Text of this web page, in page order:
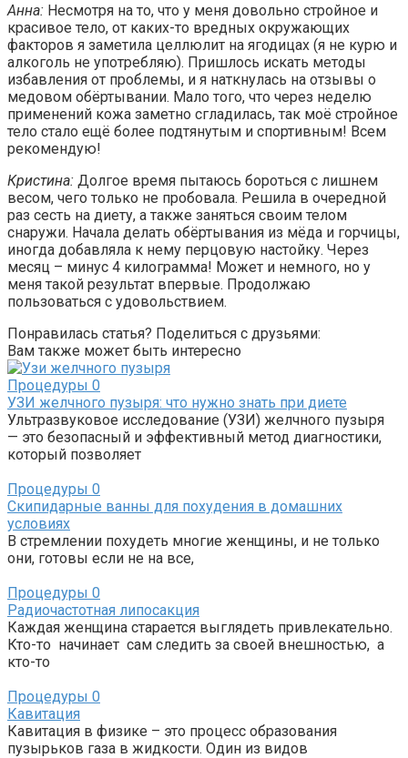
Анна: Несмотря на то, что у меня довольно стройное и
красивое тело, от каких-то вредных окружающих
факторов я заметила целлюлит на ягодицах (я не курю и
алкоголь не употребляю). Пришлось искать методы
избавления от проблемы, и я наткнулась на отзывы о
медовом обёртывании. Мало того, что через неделю
применений кожа заметно сгладилась, так моё стройное
тело стало ещё более подтянутым и спортивным! Всем
рекомендую!
Кристина: Долгое время пытаюсь бороться с лишнем
весом, чего только не пробовала. Решила в очередной
раз сесть на диету, а также заняться своим телом
снаружи. Начала делать обёртывания из мёда и горчицы,
иногда добавляла к нему перцовую настойку. Через
месяц – минус 4 килограмма! Может и немного, но у
меня такой результат впервые. Продолжаю
пользоваться с удовольствием.
Понравилась статья? Поделиться с друзьями:
Вам также может быть интересно
Процедуры 0
УЗИ желчного пузыря: что нужно знать при диете
Ультразвуковое исследование (УЗИ) желчного пузыря
— это безопасный и эффективный метод диагностики,
который позволяет
Процедуры 0
Скипидарные ванны для похудения в домашних
условиях
В стремлении похудеть многие женщины, и не только
они, готовы если не на все,
Процедуры 0
Радиочастотная липосакция
Каждая женщина старается выглядеть привлекательно.
Кто-то начинает сам следить за своей внешностью, а
кто-то
Процедуры 0
Кавитация
Кавитация в физике – это процесс образования
пузырьков газа в жидкости. Один из видов